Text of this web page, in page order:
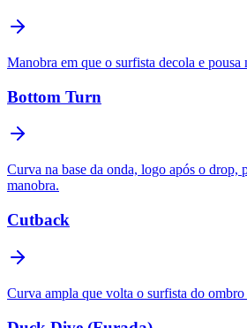
Manobra em que o surfista decola e pousa
Bottom Turn
Curva na base da onda, logo após o drop,
manobra.
Cutback
Curva ampla que volta o surfista do